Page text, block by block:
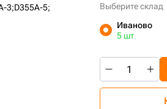
3;D355A-5;
Выберите склад
Иваново
5 шт